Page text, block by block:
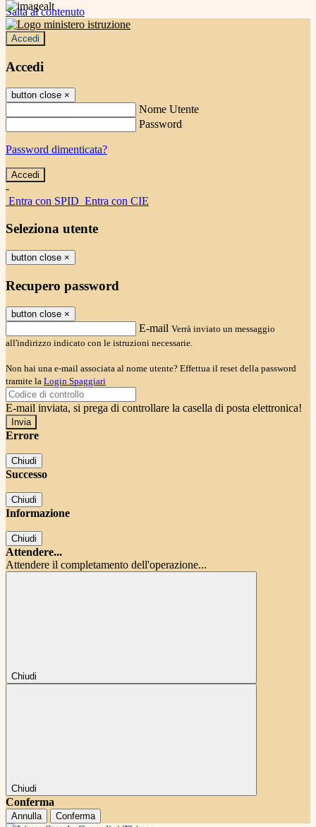
Salta al contenuto
Accedi
Accedi
button close ×
Nome Utente
Password
Password dimenticata?
-
Entra con SPID Entra con CIE
Seleziona utente
button close ×
Recupero password
button close ×
E-mail Verrà inviato un messaggio
all'indirizzo indicato con le istruzioni necessarie.
Non hai una e-mail associata al nome utente? Effettua il reset della password
tramite la Login Spaggiari
E-mail inviata, si prega di controllare la casella di posta elettronica!
Errore
Chiudi
Successo
Chiudi
Informazione
Chiudi
Attendere...
Attendere il completamento dell'operazione...
Chiudi
Chiudi
Conferma
Annulla Conferma